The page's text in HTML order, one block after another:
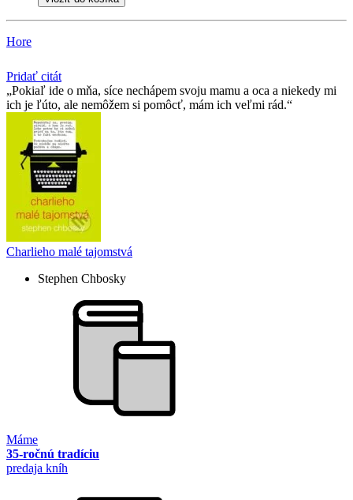
Hore
Pridať citát
Pokiaľ ide o mňa, síce nechápem svoju mamu a oca a niekedy mi
ich je ľúto, ale nemôžem si pomôcť, mám ich veľmi rád.
Charlieho malé tajomstvá
Stephen Chbosky
Máme
35-ročnú tradíciu
predaja kníh